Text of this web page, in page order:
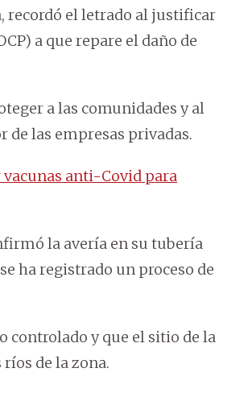
recordó el letrado al justificar
a que repare el daño de
a las comunidades y al
de las empresas privadas.
anti-Covid para
la avería en su tubería
ha registrado un proceso de
controlado y que el sitio de la
de la zona.